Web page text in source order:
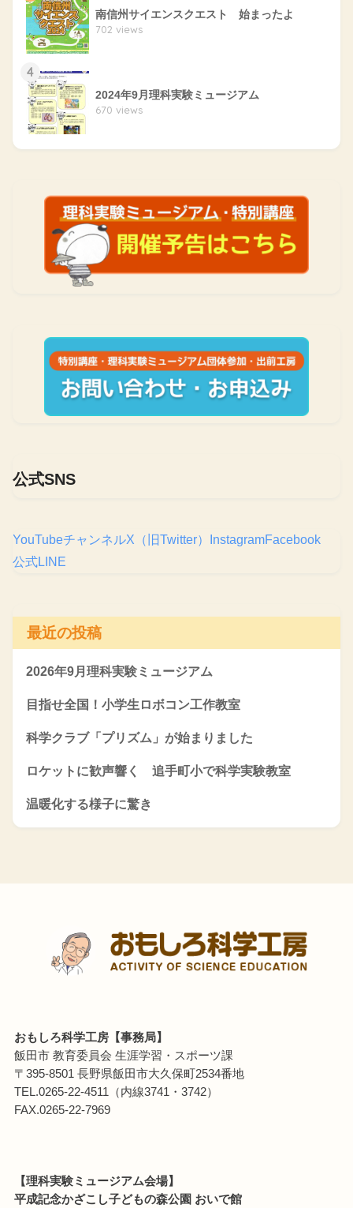
南信州サイエンスクエスト 始まったよ
702 views
4
2024年9月理科実験ミュージアム
670 views
公式SNS
YouTubeチャンネルX（旧Twitter） InstagramFacebook
公式LINE
最近の投稿
2026年9月理科実験ミュージアム
目指せ全国！小学生ロボコン工作教室
科学クラブ「プリズム」が始まりました
ロケットに歓声響く 追手町小で科学実験教室
温暖化する様子に驚き
おもしろ科学工房【事務局】
飯田市 教育委員会 生涯学習・スポーツ課
〒395-8501 長野県飯田市大久保町2534番地
TEL.0265-22-4511（内線3741・3742）
FAX.0265-22-7969
【理科実験ミュージアム会場】
平成記念かざこし子どもの森公園 おいで館